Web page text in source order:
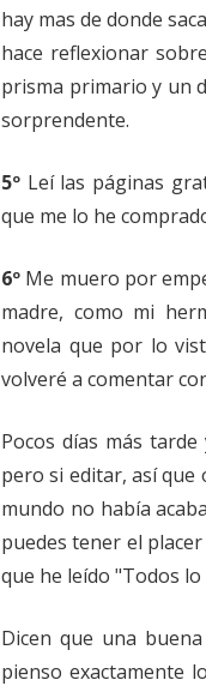
hay mas de donde
hace reflexionar
prisma primario y un
sorprendente.
5º Leí las páginas
que me lo he
6º Me muero por
madre, como mi
novela que por lo
volveré a comentar
Pocos días más
pero si editar, así
mundo no había
puedes tener el
que he leído "Todos
Dicen que una
pienso exactamente